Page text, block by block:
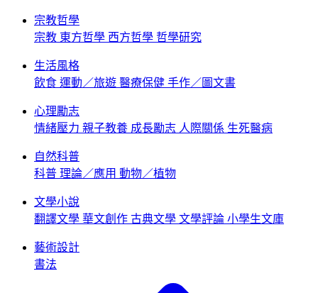
宗教哲學
宗教 東方哲學 西方哲學 哲學研究
生活風格
飲食 運動／旅遊 醫療保健 手作／圖文書
心理勵志
情緒壓力 親子教養 成長勵志 人際關係 生死醫病
自然科普
科普 理論／應用 動物／植物
文學小說
翻譯文學 華文創作 古典文學 文學評論 小學生文庫
藝術設計
書法